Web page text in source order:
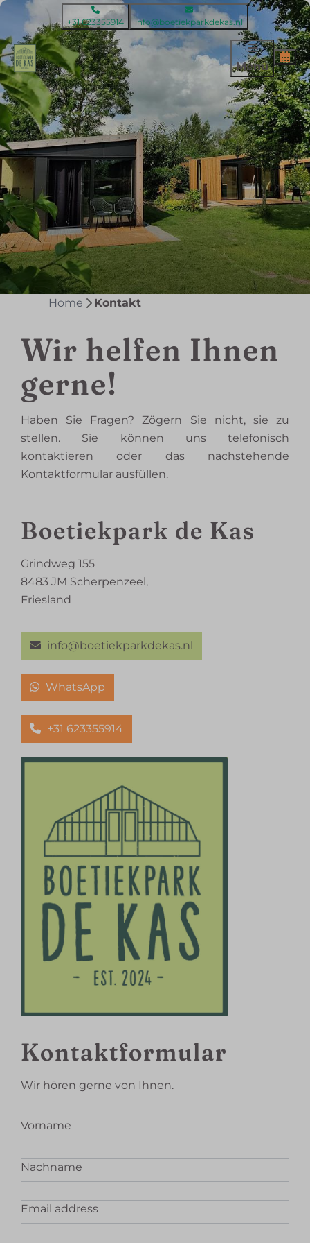
+31 623355914 info@boetiekparkdekas.nl
Menü
Home Kontakt
Wir helfen Ihnen
gerne!
Haben Sie Fragen? Zögern Sie nicht, sie zu
stellen. Sie können uns telefonisch
kontaktieren oder das nachstehende
Kontaktformular ausfüllen.
Boetiekpark de Kas
Grindweg 155
8483 JM Scherpenzeel,
Friesland
info@boetiekparkdekas.nl
WhatsApp
+31 623355914
Kontaktformular
Wir hören gerne von Ihnen.
Vorname
Nachname
Email address